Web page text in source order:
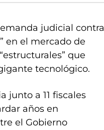
judicial contra
en el mercado de
que
tecnológico.
junto a 11 fiscales
años en
el Gobierno